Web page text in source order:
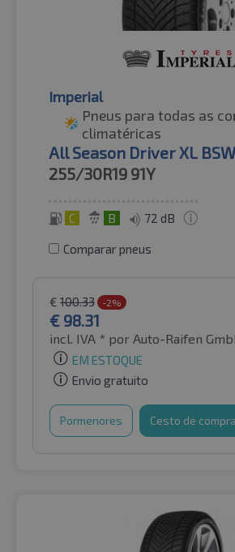
Imperial
Pneus para todas as
climatéricas
All Season Driver XL
255/30R19 91Y
C B 72 dB
Comparar pneus
€ 100.33 -2%
€ 98.31
incl. IVA * por Auto-Raifen
EM ESTOQUE
Envio gratuito
Pormenores Cesto de